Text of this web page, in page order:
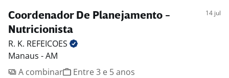
Coordenador De Planejamento -
Nutricionista
14 jul
R. K. REFEICOES
Manaus - AM
A combinar
Entre 3 e 5 anos